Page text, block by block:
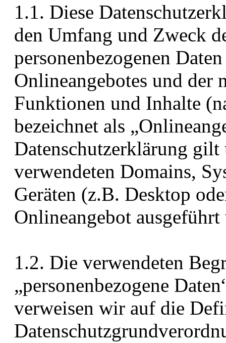
1.1. Diese
den Umfang und Zweck
personenbezogenen
Onlineangebotes und der
Funktionen und Inhalte
bezeichnet als
Datenschutzerklärung
verwendeten Domains,
Geräten (z.B. Desktop
Onlineangebot
1.2. Die verwendeten
„personenbezogene
verweisen wir auf die